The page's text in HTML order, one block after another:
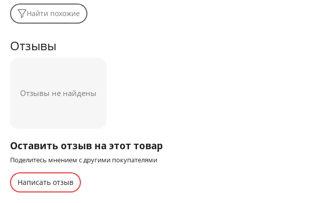
Найти похожие
Отзывы
Отзывы не найдены
Оставить отзыв на этот товар
Поделитесь мнением с другими покупателями
Написать отзыв